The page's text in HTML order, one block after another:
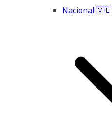
Nacional 🇻🇪